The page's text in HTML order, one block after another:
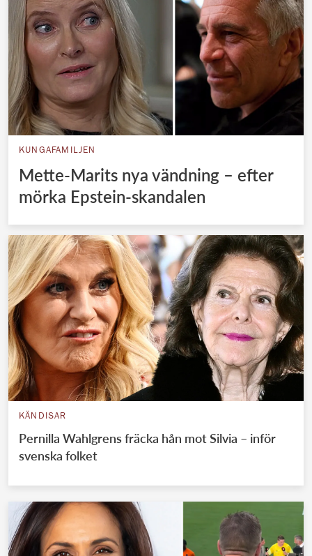
KUNGAFAMILJEN
Mette-Marits nya vändning – efter
mörka Epstein-skandalen
KÄNDISAR
Pernilla Wahlgrens fräcka hån mot Silvia – inför
svenska folket